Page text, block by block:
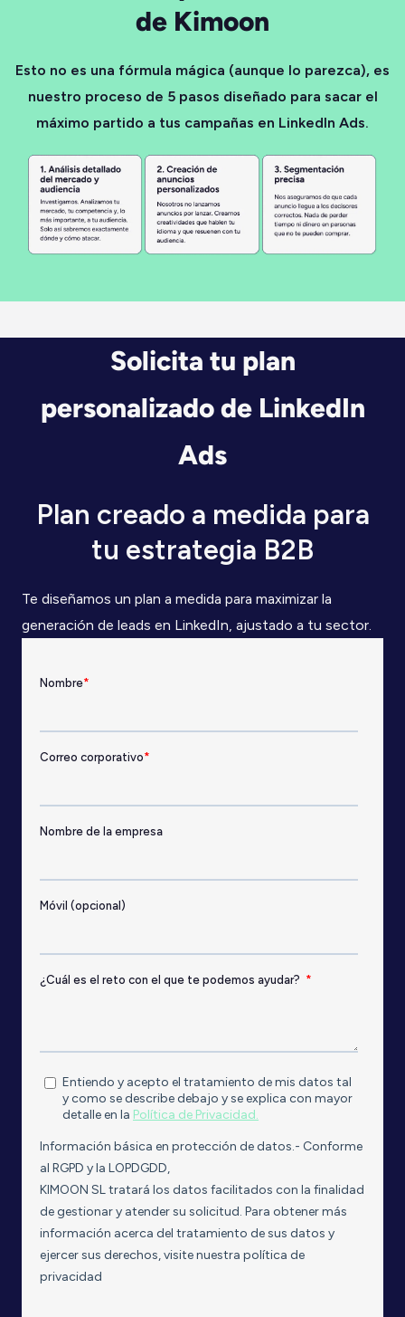
de Kimoon
Esto no es una fórmula mágica (aunque lo parezca), es
nuestro proceso de 5 pasos diseñado para sacar el
máximo partido a tus campañas en LinkedIn Ads.
Solicita tu plan
personalizado de LinkedIn
Ads
Plan creado a medida para
tu estrategia B2B
Te diseñamos un plan a medida para maximizar la
generación de leads en LinkedIn, ajustado a tu sector.